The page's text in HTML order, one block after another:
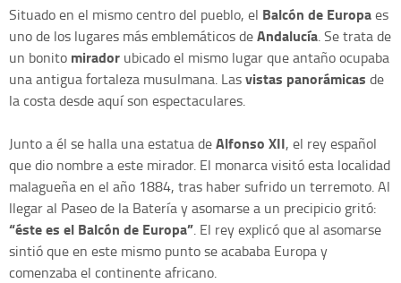
Situado en el mismo centro del pueblo, el Balcón de Europaes
uno de los lugares más emblemáticos deAndalucía. Se trata de
un bonito mirador ubicado el mismo lugar que antaño ocupaba
una antigua fortaleza musulmana. Lasvistas panorámicas de
la costa desde aquí son espectaculares.
Junto a él se halla una estatua deAlfonso XII, el rey español
que dio nombre a este mirador. El monarca visitó esta localidad
malagueña en el año 1884, tras haber sufrido un terremoto. Al
llegar al Paseo de la Batería y asomarse a un precipicio gritó:
“éste es el Balcón de Europa”. El rey explicó que al asomarse
sintió que en este mismo punto se acababa Europa y
comenzaba el continente africano.